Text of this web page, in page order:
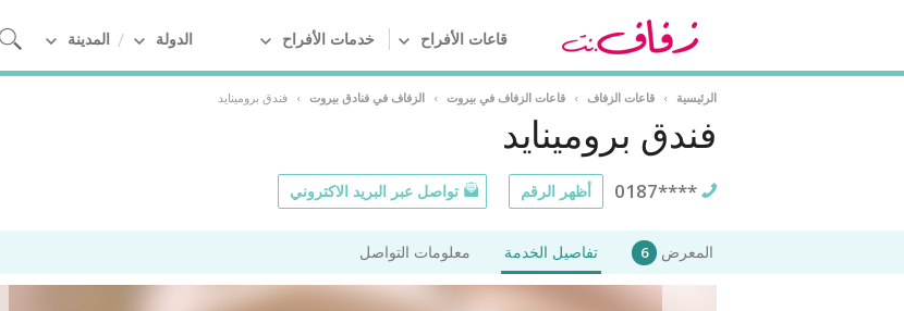
قاعات الأفراح خدمات الأفراح الدولة المدينة
الرئيسية › قاعات الزفاف › قاعات الزفاف في بيروت › الزفاف في فنادق بيروت › فندق برومينايد
فندق برومينايد
0187**** أظهر الرقم تواصل عبر البريد الاكتروني
المعرض 6 تفاصيل الخدمة معلومات التواصل